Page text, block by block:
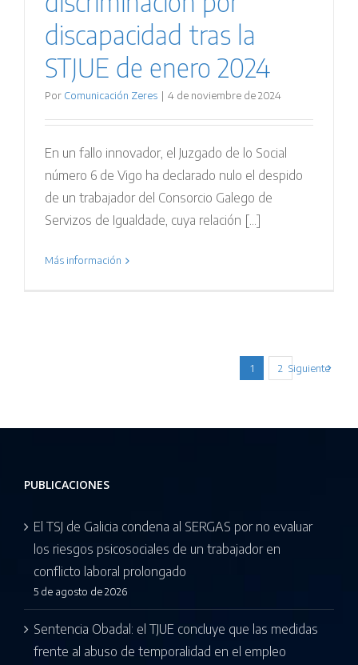
discapacidad tras la
STJUE de enero 2024
Por Comunicación Zeres | 4 de noviembre de 2024
En un fallo innovador, el Juzgado de lo Social
número 6 de Vigo ha declarado nulo el despido
de un trabajador del Consorcio Galego de
Servizos de Igualdade, cuya relación [...]
Más información
1 2 Siguiente
PUBLICACIONES
El TSJ de Galicia condena al SERGAS por no evaluar
los riesgos psicosociales de un trabajador en
conflicto laboral prolongado
5 de agosto de 2026
Sentencia Obadal: el TJUE concluye que las medidas
frente al abuso de temporalidad en el empleo